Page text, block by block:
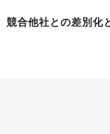
合他社との差別化